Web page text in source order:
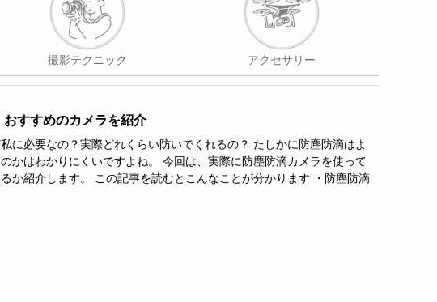
撮影テクニック アクセサリー
おすすめのカメラを紹介
に必要なの？実際どれくらい防いでくれるの？ たしかに防塵防滴はよ
かはわかりにくいですよね。 今回は、実際に防塵防滴カメラを使って
か紹介します。 この記事を読むとこんなことが分かります ・防塵防滴